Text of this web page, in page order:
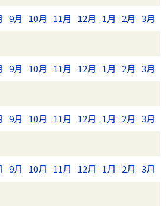
9月 10月 11月 12月 1月 2月 3月
9月 10月 11月 12月 1月 2月 3月
9月 10月 11月 12月 1月 2月 3月
9月 10月 11月 12月 1月 2月 3月